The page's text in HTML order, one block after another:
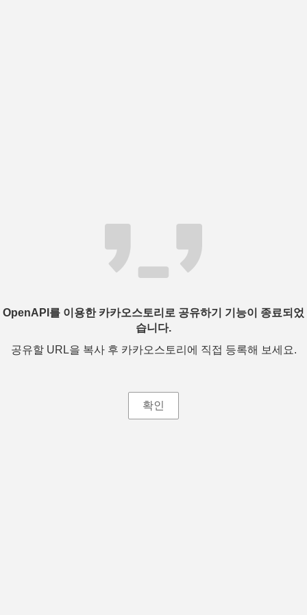
OpenAPI를 이용한 카카오스토리로 공유하기 기능이 종료되었
습니다.
공유할 URL을 복사 후 카카오스토리에 직접 등록해 보세요.
확인